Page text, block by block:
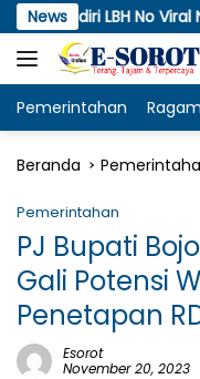
Langsung
ke
konten
News
No Viral No Justice
Pemerintahan Ragam
Beranda
Pemerintahan
PJ Bupati
Gali Potensi
Penetapan
Esorot
November 20, 2023